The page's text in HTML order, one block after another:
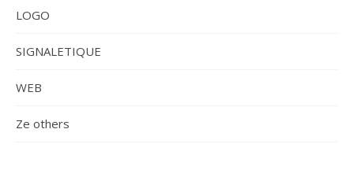
LOGO
SIGNALETIQUE
WEB
Ze others